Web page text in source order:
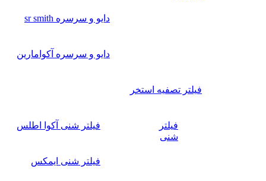
دایو و سرسره sr smith
دایو و سرسره آکوامارین
فیلتر تصفیه استخر
فیلتر
شنی
فیلتر شنی آکوا اطلس
فیلتر شنی ایمکس